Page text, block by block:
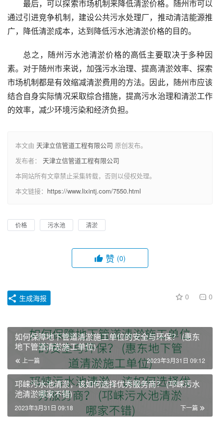
最后，可以探索市场机制来降低清淤价格。随州市可以
通过引进竞争机制，建设公共污水处理厂，推动清洁能源推
广，降低清淤成本，达到降低污水池清淤价格的目的。
总之，随州污水池清淤价格的高低主要取决于多种因
素。对于随州市来说，加强污水治理、提高清淤效率、探索
市场机制都是有效缩减清淤费用的方法。因此，随州市应该
结合自身实际情况采取综合措施，提高污水治理和清淤工作
的效率，减少环境污染和经济负担。
本文由 天津立信管道工程有限公司 原创发布。
发布者： 天津立信管道工程有限公司
本网站所有文章禁止采集转载，否则以侵权处理。
本文链接： https://www.lixintj.com/7550.html
价格 污水池 清淤
赞 (0)
0 0
生成海报
如何保障地下管道清淤施工单位的安全与环保？ (惠东
地下管道清淤施工单位)
上一篇 2023年3月31日 09:12
邛崃污水池清淤，该如何选择优秀服务商？ (邛崃污水
池清淤哪家不错)
下一篇
2023年3月31日 09:18